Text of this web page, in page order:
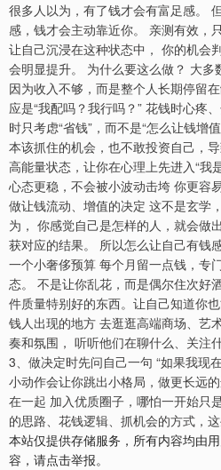
很多人以为，有了钱才会有富足感。
感，钱才会主动靠近你。 亲测有效，
让自己沉浸在这种状态中， 你的机会
会明显提升。 为什么要这么做？ 大
因为收入不够，而是整个人长期停留
应是“我配吗？我行吗？” 花钱时心疼
时只考虑“省钱”，而不是“怎么让钱增
本该抓住的机会，也不敢投资自己，
高能量状态，让你在心理上先进入“我
心态更稳，不会被小波动击垮 你更容
做让钱流动、增值的决定 这不是玄学
为， 你感觉自己是怎样的人，就会做
获对应的结果。 所以怎么让自己有钱
一个小奢侈预算 每个月留一点钱，专
态。 不是让你乱花，而是偶尔住次好
件质量特别好的东西。让自己知道你
钱人出现的地方 去逛逛高端商场、艺
奏和氛围， 听听他们在聊什么、关注
3、做决定时先问自己一句 “如果我现
小动作会让你跳出小格局，做更长远
在一起 加入优质圈子，哪怕一开始只
的思路、花钱逻辑、抓机会的方式，这
本站仅提供存储服务，所有内容均由
容，请点击举报。